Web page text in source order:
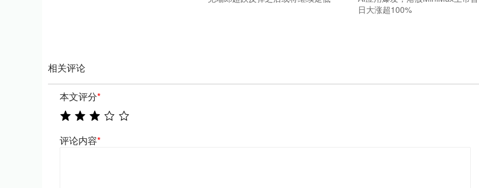
日大涨超100%
相关评论
本文评分*
评论内容*